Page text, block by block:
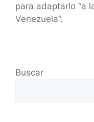
para adaptarlo “a
Venezuela”.
Buscar